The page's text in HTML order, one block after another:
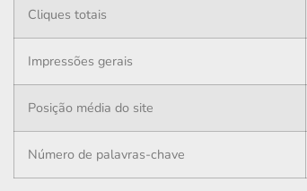
Cliques totais
Impressões gerais
Posição média do site
Número de palavras-chave